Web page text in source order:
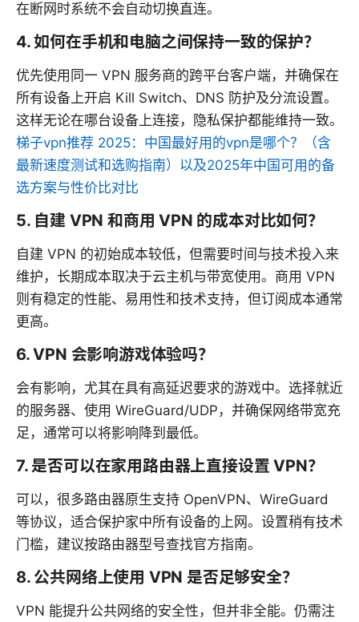
在断网时系统不会自动切换直连。
4. 如何在手机和电脑之间保持一致的保护？
优先使用同一 VPN 服务商的跨平台客户端，并确保在
所有设备上开启 Kill Switch、DNS 防护及分流设置。
这样无论在哪台设备上连接，隐私保护都能维持一致。
梯子vpn推荐 2025：中国最好用的vpn是哪个？（含
最新速度测试和选购指南）以及2025年中国可用的备
选方案与性价比对比
5. 自建 VPN 和商用 VPN 的成本对比如何？
自建 VPN 的初始成本较低，但需要时间与技术投入来
维护，长期成本取决于云主机与带宽使用。商用 VPN
则有稳定的性能、易用性和技术支持，但订阅成本通常
更高。
6. VPN 会影响游戏体验吗？
会有影响，尤其在具有高延迟要求的游戏中。选择就近
的服务器、使用 WireGuard/UDP，并确保网络带宽充
足，通常可以将影响降到最低。
7. 是否可以在家用路由器上直接设置 VPN？
可以，很多路由器原生支持 OpenVPN、WireGuard
等协议，适合保护家中所有设备的上网。设置稍有技术
门槛，建议按路由器型号查找官方指南。
8. 公共网络上使用 VPN 是否足够安全？
VPN 能提升公共网络的安全性，但并非全能。仍需注